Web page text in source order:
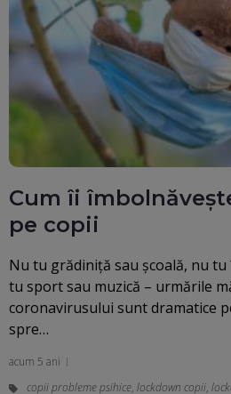
Cum îi
pe copii
Nu tu grădiniţă sau şcoală, nu
tu sport sau muzică – urmările
coronavirusului sunt dramatice
spre…
acum 5 ani
copii probleme psihice, lockdown copii,